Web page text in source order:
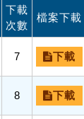
下載
次數
檔案下載
7 下載
8 下載